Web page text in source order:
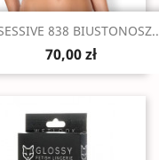
Szybki podgląd
838
70,00 zł